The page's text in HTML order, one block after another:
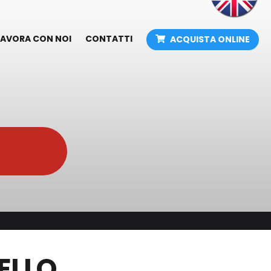
CON NOI CONTATTI ACQUISTA ONLINE
Variazione Listini Industria